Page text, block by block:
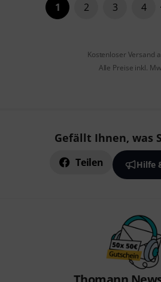
1 2 3 4
Kostenloser Versand
Alle Preise inkl.
Gefällt Ihnen, was
Teilen Hilfe